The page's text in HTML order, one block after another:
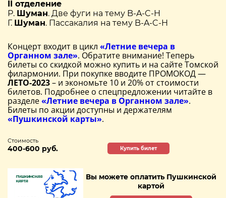
II отделение
Р. Шуман. Две фуги на тему B-A-C-H
Г. Шуман. Пассакалия на тему B-A-C-H
Концерт входит в цикл «Летние вечера в
Органном зале». Обратите внимание! Теперь
билеты со скидкой можно купить и на сайте Томской
филармонии. При покупке вводите ПРОМОКОД —
ЛЕТО-2023– и экономьте 10 и 20% от стоимости
билетов. Подробнее о спецпредложении читайте в
разделе«Летние вечера в Органном зале».
Билеты по акции доступны и держателям
«Пушкинской карты».
Стоимость
400-600 руб. Купить билет
Вы можете оплатить Пушкинской
картой